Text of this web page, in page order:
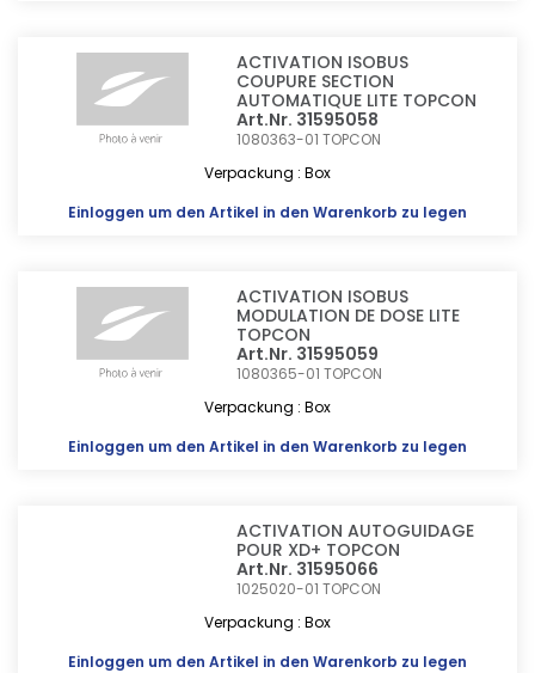
ACTIVATION ISOBUS
COUPURE SECTION
AUTOMATIQUE LITE TOPCON
Art.Nr. 31595058
1080363-01TOPCON
Verpackung : Box
Einloggen um den Artikel in den Warenkorb zu legen
ACTIVATION ISOBUS
MODULATION DE DOSE LITE
TOPCON
Art.Nr. 31595059
1080365-01TOPCON
Verpackung : Box
Einloggen um den Artikel in den Warenkorb zu legen
ACTIVATION AUTOGUIDAGE
POUR XD+ TOPCON
Art.Nr. 31595066
1025020-01TOPCON
Verpackung : Box
Einloggen um den Artikel in den Warenkorb zu legen